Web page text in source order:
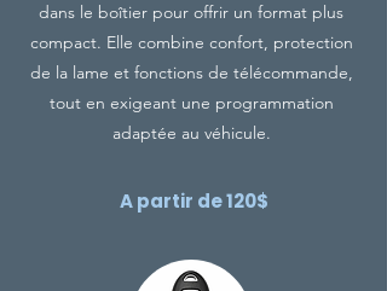
dans le boîtier pour offrir un format plus
compact. Elle combine confort, protection
de la lame et fonctions de télécommande,
tout en exigeant une programmation
adaptée au véhicule.
A partir de 120$